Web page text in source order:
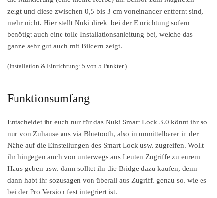
zeigt und diese zwischen 0,5 bis 3 cm voneinander entfernt sind,
mehr nicht. Hier stellt Nuki direkt bei der Einrichtung sofern
benötigt auch eine tolle Installationsanleitung bei, welche das
ganze sehr gut auch mit Bildern zeigt.
(Installation & Einrichtung: 5 von 5 Punkten)
Funktionsumfang
Entscheidet ihr euch nur für das Nuki Smart Lock 3.0 könnt ihr so
nur von Zuhause aus via Bluetooth, also in unmittelbarer in der
Nähe auf die Einstellungen des Smart Lock usw. zugreifen. Wollt
ihr hingegen auch von unterwegs aus Leuten Zugriffe zu eurem
Haus geben usw. dann solltet ihr die Bridge dazu kaufen, denn
dann habt ihr sozusagen von überall aus Zugriff, genau so, wie es
bei der Pro Version fest integriert ist.